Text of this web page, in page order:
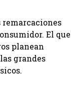
remarcaciones
El que
planean
grandes